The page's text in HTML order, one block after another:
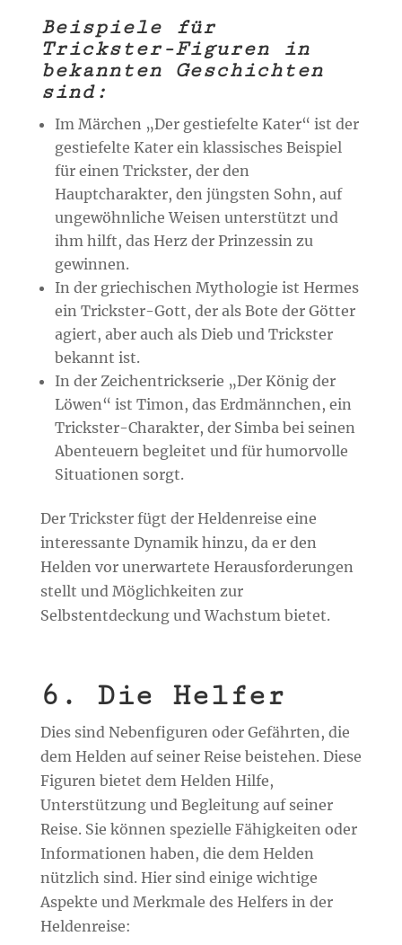
Beispiele für
Trickster-Figuren in
bekannten Geschichten
sind:
Im Märchen „Der gestiefelte Kater“ ist der
gestiefelte Kater ein klassisches Beispiel
für einen Trickster, der den
Hauptcharakter, den jüngsten Sohn, auf
ungewöhnliche Weisen unterstützt und
ihm hilft, das Herz der Prinzessin zu
gewinnen.
In der griechischen Mythologie ist Hermes
ein Trickster-Gott, der als Bote der Götter
agiert, aber auch als Dieb und Trickster
bekannt ist.
In der Zeichentrickserie „Der König der
Löwen“ ist Timon, das Erdmännchen, ein
Trickster-Charakter, der Simba bei seinen
Abenteuern begleitet und für humorvolle
Situationen sorgt.
Der Trickster fügt der Heldenreise eine
interessante Dynamik hinzu, da er den
Helden vor unerwartete Herausforderungen
stellt und Möglichkeiten zur
Selbstentdeckung und Wachstum bietet.
6. Die Helfer
Dies sind Nebenfiguren oder Gefährten, die
dem Helden auf seiner Reise beistehen. Diese
Figuren bietet dem Helden Hilfe,
Unterstützung und Begleitung auf seiner
Reise. Sie können spezielle Fähigkeiten oder
Informationen haben, die dem Helden
nützlich sind. Hier sind einige wichtige
Aspekte und Merkmale des Helfers in der
Heldenreise: